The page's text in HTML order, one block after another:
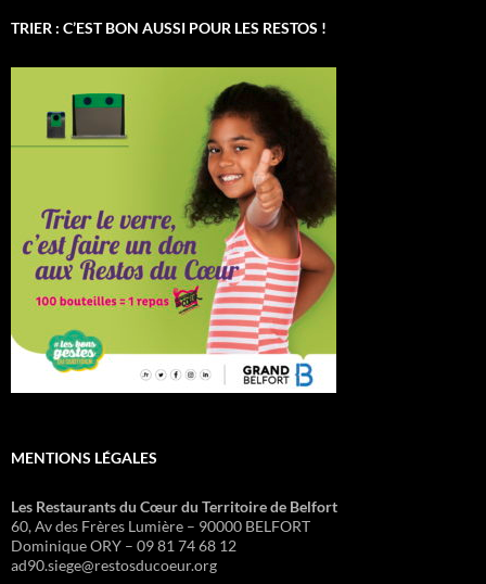
TRIER : C’EST BON AUSSI POUR LES RESTOS !
MENTIONS LÉGALES
Les Restaurants du Cœur du Territoire de Belfort
60, Av des Frères Lumière – 90000 BELFORT
Dominique ORY – 09 81 74 68 12
ad90.siege@restosducoeur.org